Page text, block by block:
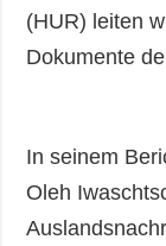
(HUR) leiten
Dokumente
In seinem
Oleh